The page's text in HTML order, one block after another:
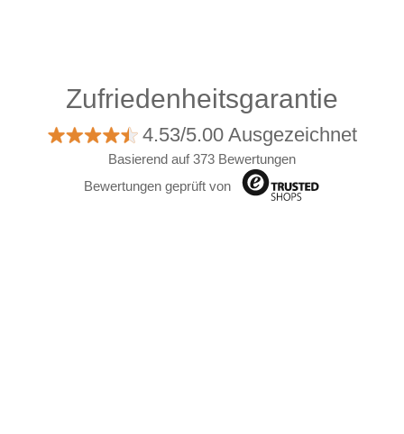
Zufriedenheitsgarantie
4.53/5.00 Ausgezeichnet
Basierend auf 373 Bewertungen
Bewertungen geprüft von